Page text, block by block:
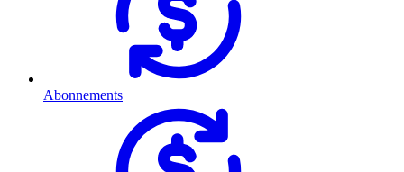
Abonnements